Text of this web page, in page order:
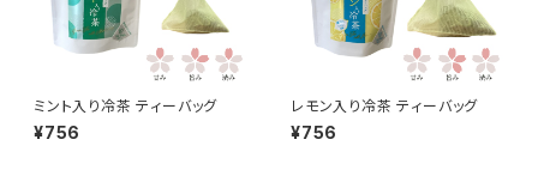
ミント入り冷茶 ティーバッグ
¥756
レモン入り冷茶 ティーバッグ
¥756